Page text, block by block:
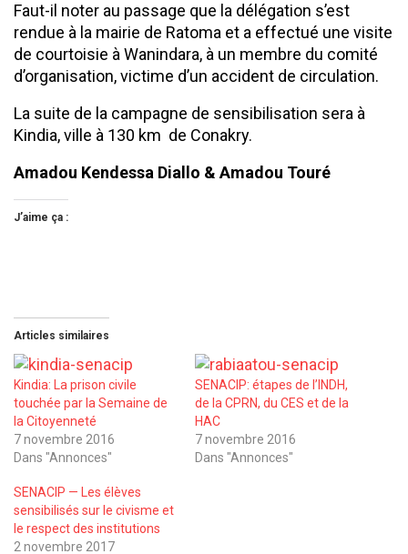
Faut-il noter au passage que la délégation s’est
rendue à la mairie de Ratoma et a effectué une visite
de courtoisie à Wanindara, à un membre du comité
d’organisation, victime d’un accident de circulation.
La suite de la campagne de sensibilisation sera à
Kindia, ville à 130 km de Conakry.
Amadou Kendessa Diallo & Amadou Touré
J’aime ça :
Articles similaires
Kindia: La prison civile
touchée par la Semaine de
la Citoyenneté
7 novembre 2016
Dans "Annonces"
SENACIP: étapes de l’INDH,
de la CPRN, du CES et de la
HAC
7 novembre 2016
Dans "Annonces"
SENACIP — Les élèves
sensibilisés sur le civisme et
le respect des institutions
2 novembre 2017